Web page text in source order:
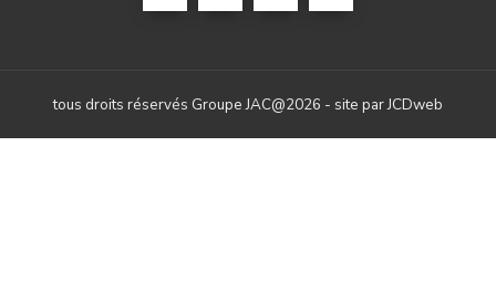
tous droits réservés Groupe JAC@2026 - site parJCDweb